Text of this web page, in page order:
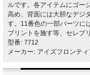
ルです。各アイテムにゴー
高め、背面には大胆なデジ
す。11番色の一部パーツに
プリントを施す等、セレブ
型番: 7712
メーカー: アイズフロンティ